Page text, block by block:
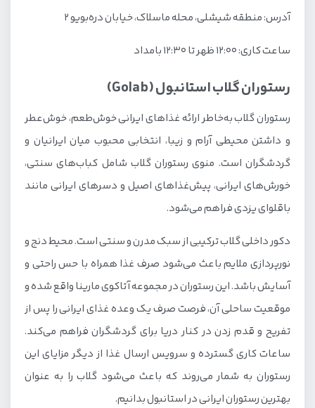
آدرس: منطقه شیشلی، محله ماسلاک، خیابان دره‌بویو ۲
ساعت کاری: ۱۲:۰۰ ظهر تا ۱۲:۳۰ بامداد
رستوران گلاب استانبول (Golab)
رستوران گلاب به‌خاطر ارائه غذاهای ایرانی خوش‌طعم، خوش‌عطر
و داشتن محیطی آرام و زیبا، انتخابی محبوب میان ایرانیان و
گردشگران است. منوی رستوران گلاب شامل کباب‌های سنتی،
خورش‌های ایرانی، پیش‌غذاهای اصیل و دسرهای ایرانی مانند
باقلوای یزدی فراهم می‌شود.
دکور داخلی گلاب ترکیبی از سبک مدرن و سنتی است. محیط دنج و
نورپردازی ملایم باعث می‌شود صرف غذا همراه با حس راحتی و
آسایش باشد. این رستوران در مجموعه آتاکوی مارینا واقع شده و
موقعیت ساحلی آن، فرصت صرف یک وعده غذای ایرانی را پس از
تفریح و قدم زدن در کنار دریا برای گردشگران فراهم می‌کند.
ساعات کاری گسترده و سرویس ارسال غذا از دیگر مزایای این
رستوران به شمار می‌روند که باعث می‌شود گلاب را به عنوان
بهترین رستوران ایرانی در استانبول بدانیم.